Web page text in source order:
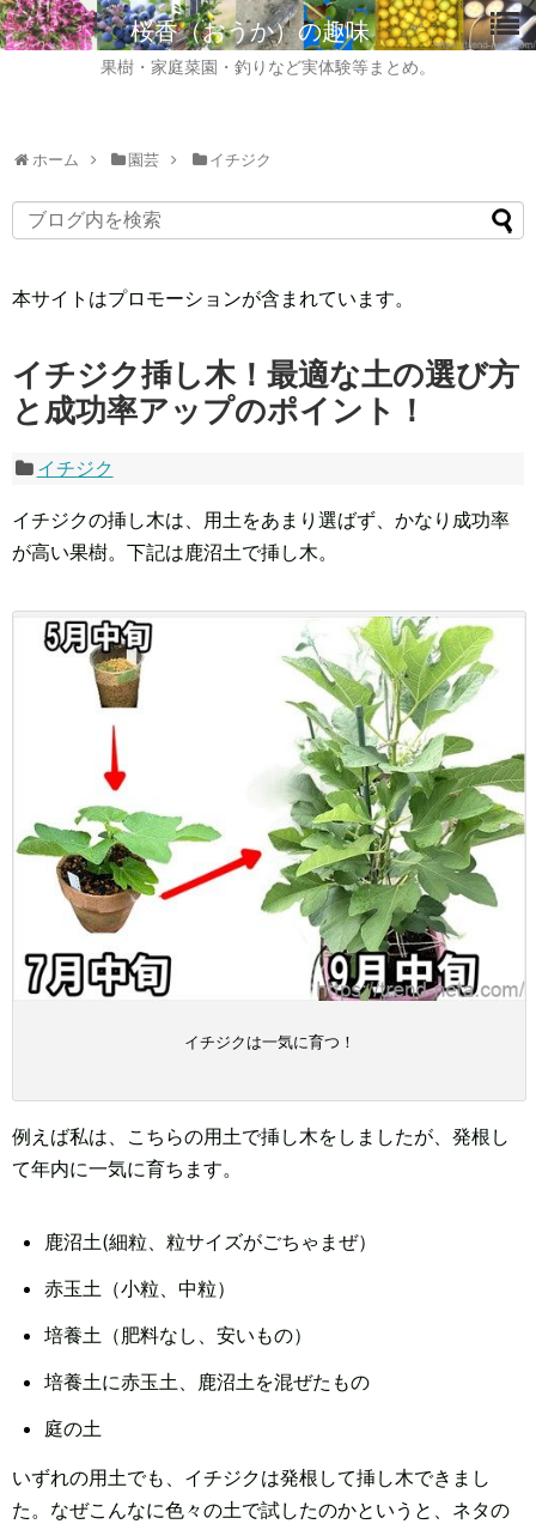
桜香（おうか）の趣味
果樹・家庭菜園・釣りなど実体験等まとめ。
ホーム 園芸 イチジク
本サイトはプロモーションが含まれています。
イチジク挿し木！最適な土の選び方
と成功率アップのポイント！
イチジク
イチジクの挿し木は、用土をあまり選ばず、かなり成功率
が高い果樹。下記は鹿沼土で挿し木。
イチジクは一気に育つ！
例えば私は、こちらの用土で挿し木をしましたが、発根し
て年内に一気に育ちます。
鹿沼土(細粒、粒サイズがごちゃまぜ）
赤玉土（小粒、中粒）
培養土（肥料なし、安いもの）
培養土に赤玉土、鹿沼土を混ぜたもの
庭の土
いずれの用土でも、イチジクは発根して挿し木できまし
た。なぜこんなに色々の土で試したのかというと、ネタの